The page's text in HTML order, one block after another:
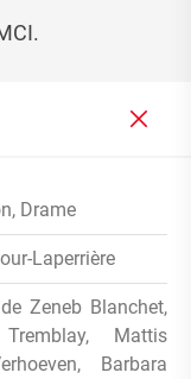
Drame
Laperrière
Zeneb Blanchet,
Mattis
Barbara